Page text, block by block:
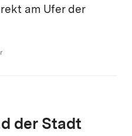
am Ufer der
der Stadt